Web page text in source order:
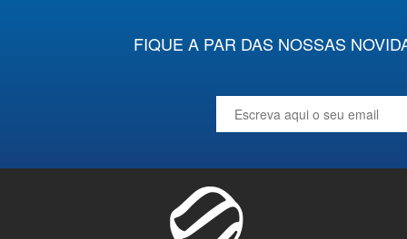
FIQUE A PAR DAS NOSSAS